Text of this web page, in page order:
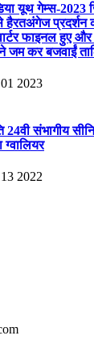
यूथ गेम्स-2023
प्रदर्शन
फाइनल हुए और
जम कर बजवाईं
2023
24वी संभागीय
ग्वालियर
2022